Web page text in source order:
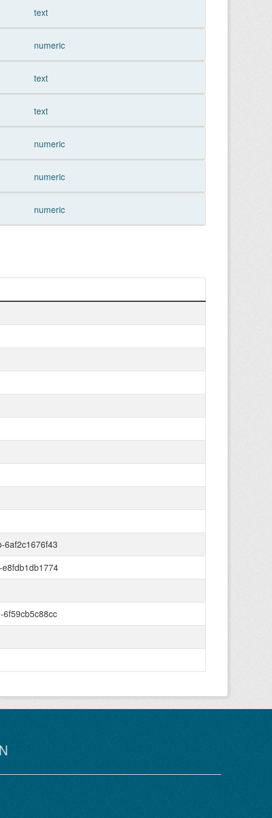
text
numeric
text
text
numeric
numeric
numeric
6af2c1676f43